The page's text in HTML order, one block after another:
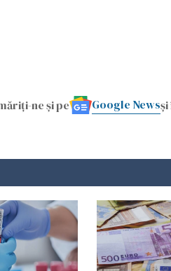
ne și pe Google News